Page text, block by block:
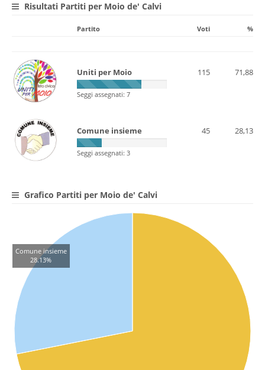
Risultati Partiti per Moio de' Calvi
Partito Voti %
Uniti per Moio
Seggi assegnati: 7
115 71,88
Comune insieme
Seggi assegnati: 3
45 28,13
Grafico Partiti per Moio de' Calvi
Comune insieme
28.13%